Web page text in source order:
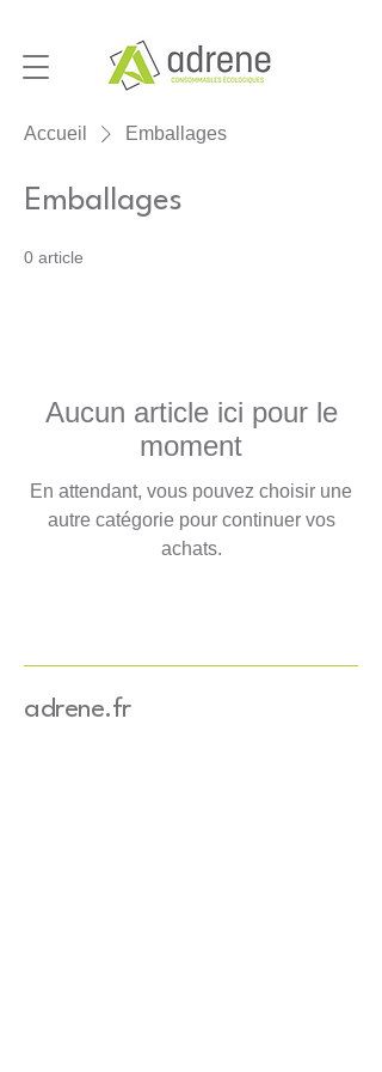
Accueil Emballages
Emballages
0 article
Aucun article ici pour le
moment
En attendant, vous pouvez choisir une
autre catégorie pour continuer vos
achats.
adrene.fr